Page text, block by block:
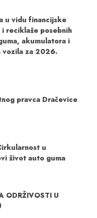
u vidu financijske
reciklaže posebnih
akumulatora i
vozila za 2026.
pravca Dračevice
u
život auto guma
ODRŽIVOSTI U